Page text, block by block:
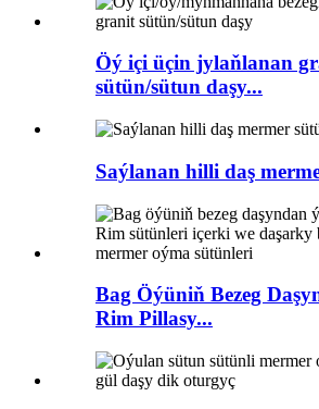
Öý içi üçin jylaňlanan
sütün/sütun daşy...
Saýlanan hilli daş
Bag Öýüniň Bezeg
Rim Pillasy...